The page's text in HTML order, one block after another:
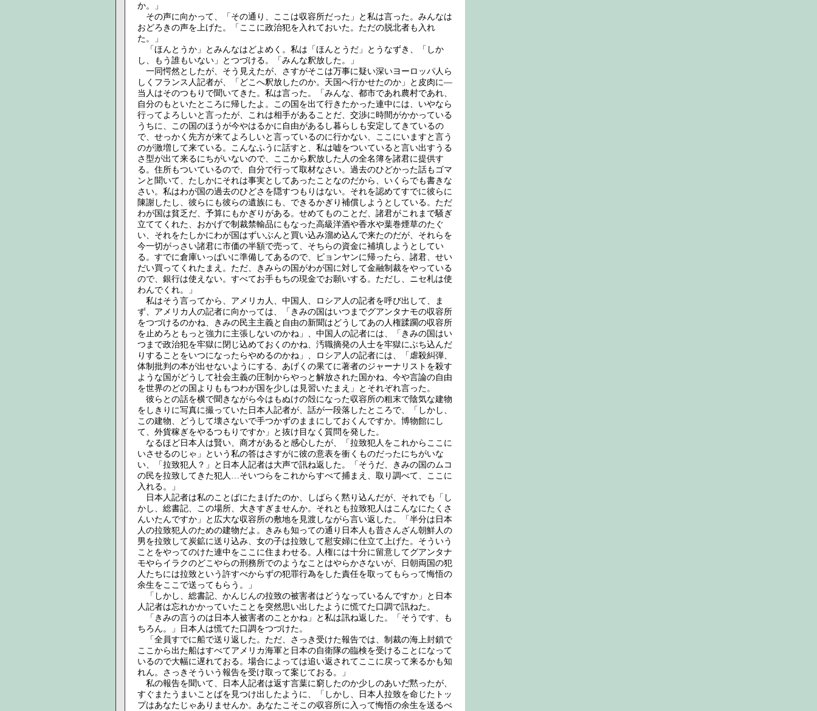
か。」
その声に向かって、「その通り、ここは収容所だった」と私は言った。みんなは
おどろきの声を上げた。「ここに政治犯を入れておいた。ただの脱北者も入れ
た。」
「ほんとうか」とみんなはどよめく。私は「ほんとうだ」とうなずき、「しか
し、もう誰もいない」とつづける。「みんな釈放した。」
一同愕然としたが、そう見えたが、さすがそこは万事に疑い深いヨーロッパ人ら
しくフランス人記者が、「どこへ釈放したのか。天国へ行かせたのか」と皮肉に―
当人はそのつもりで聞いてきた。私は言った。「みんな、都市であれ農村であれ、
自分のもといたところに帰したよ。この国を出て行きたかった連中には、いやなら
行ってよろしいと言ったが、これは相手があることだ、交渉に時間がかかっている
うちに、この国のほうが今やはるかに自由があるし暮らしも安定してきているの
で、せっかく先方が来てよろしいと言っているのに行かない、ここにいますと言う
のが激増して来ている。こんなふうに話すと、私は嘘をついていると言い出すうる
さ型が出て来るにちがいないので、ここから釈放した人の全名簿を諸君に提供す
る。住所もついているので、自分で行って取材なさい。過去のひどかった話もゴマ
ンと聞いて、たしかにそれは事実としてあったことなのだから、いくらでも書きな
さい。私はわが国の過去のひどさを隠すつもりはない。それを認めてすでに彼らに
陳謝したし、彼らにも彼らの遺族にも、できるかぎり補償しようとしている。ただ
わが国は貧乏だ、予算にもかぎりがある。せめてものことだ、諸君がこれまで騒ぎ
立ててくれた、おかげで制裁禁輸品にもなった高級洋酒や香水や葉巻煙草のたぐ
い、それをたしかにわが国はずいぶんと買い込み溜め込んで来たのだが、それらを
今一切がっさい諸君に市価の半額で売って、そちらの資金に補填しようとしてい
る。すでに倉庫いっぱいに準備してあるので、ピョンヤンに帰ったら、諸君、せい
だい買ってくれたまえ。ただ、きみらの国がわが国に対して金融制裁をやっている
ので、銀行は使えない。すべてお手もちの現金でお願いする。ただし、ニセ札は使
わんでくれ。」
私はそう言ってから、アメリカ人、中国人、ロシア人の記者を呼び出して、ま
ず、アメリカ人の記者に向かっては、「きみの国はいつまでグアンタナモの収容所
をつづけるのかね、きみの民主主義と自由の新聞はどうしてあの人権蹂躙の収容所
を止めろともっと強力に主張しないのかね」、中国人の記者には、「きみの国はい
つまで政治犯を牢獄に閉じ込めておくのかね、汚職摘発の人士を牢獄にぶち込んだ
りすることをいつになったらやめるのかね」、ロシア人の記者には、「虐殺糾弾、
体制批判の本が出せないようにする、あげくの果てに著者のジャーナリストを殺す
ような国がどうして社会主義の圧制からやっと解放された国かね、今や言論の自由
を世界のどの国よりももつわが国を少しは見習いたまえ」とそれぞれ言った。
彼らとの話を横で聞きながら今はもぬけの殻になった収容所の粗末で陰気な建物
をしきりに写真に撮っていた日本人記者が、話が一段落したところで、「しかし、
この建物、どうして壊さないで手つかずのままにしておくんですか。博物館にし
て、外貨稼ぎをやるつもりですか」と抜け目なく質問を発した。
なるほど日本人は賢い、商才があると感心したが、「拉致犯人をこれからここに
いさせるのじゃ」という私の答はさすがに彼の意表を衝くものだったにちがいな
い、「拉致犯人？」と日本人記者は大声で訊ね返した。「そうだ、きみの国のムコ
の民を拉致してきた犯人…そいつらをこれからすべて捕まえ、取り調べて、ここに
入れる。」
日本人記者は私のことばにたまげたのか、しばらく黙り込んだが、それでも「し
かし、総書記、この場所、大きすぎませんか。それとも拉致犯人はこんなにたくさ
んいたんですか」と広大な収容所の敷地を見渡しながら言い返した。「半分は日本
人の拉致犯人のための建物だよ。きみも知っての通り日本人も昔さんざん朝鮮人の
男を拉致して炭鉱に送り込み、女の子は拉致して慰安婦に仕立て上げた。そういう
ことをやってのけた連中をここに住まわせる。人権には十分に留意してグアンタナ
モやらイラクのどこやらの刑務所でのようなことはやらかさないが、日朝両国の犯
人たちには拉致という許すべからずの犯罪行為をした責任を取ってもらって悔悟の
余生をここで送ってもらう。」
「しかし、総書記、かんじんの拉致の被害者はどうなっているんですか」と日本
人記者は忘れかかっていたことを突然思い出したように慌てた口調で訊ねた。
「きみの言うのは日本人被害者のことかね」と私は訊ね返した。「そうです、も
ちろん。」日本人は慌てた口調をつづけた。
「全員すでに船で送り返した。ただ、さっき受けた報告では、制裁の海上封鎖で
ここから出た船はすべてアメリカ海軍と日本の自衛隊の臨検を受けることになって
いるので大幅に遅れておる。場合によっては追い返されてここに戻って来るかも知
れん。さっきそういう報告を受け取って案じておる。」
私の報告を聞いて、日本人記者は返す言葉に窮したのか少しのあいだ黙ったが、
すぐまたうまいことばを見つけ出したように、「しかし、日本人拉致を命じたトッ
プはあなたじゃありませんか。あなたこそこの収容所に入って悔悟の余生を送るべ